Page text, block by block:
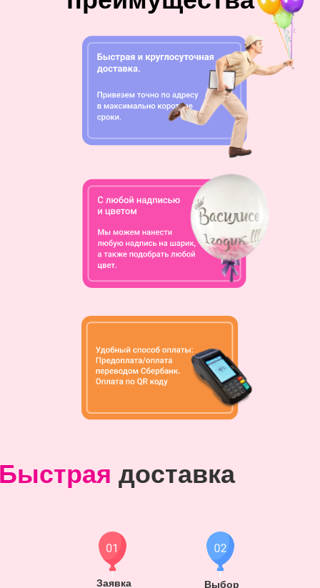
доставка
Заявка Выбор